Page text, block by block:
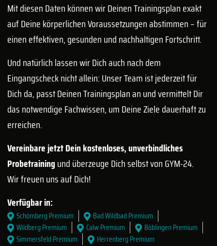
Mit diesen Daten können wir Deinen Trainingsplan exakt
auf Deine körperlichen Voraussetzungen abstimmen – für
einen effektiven, gesunden und nachhaltigen Fortschritt.
Und natürlich lassen wir Dich auch nach dem
Eingangscheck nicht allein: Unser Team ist jederzeit für
Dich da, passt Deinen Trainingsplan an und vermittelt Dir
das notwendige Fachwissen, um Deine Ziele dauerhaft zu
erreichen.
Vereinbare jetzt Dein kostenloses, unverbindliches
Probetrainingund überzeuge Dich selbst von GYM-24.
Wir freuen uns auf Dich!
Verfügbar in:
Schömberg Premium
Bad Wildbad Premium
Wildberg Premium
Calw Premium
Böblingen Premium
Simmersfeld Premium
Herrenberg Premium